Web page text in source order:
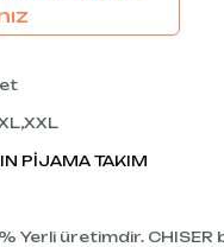
PİJAMA TAKIM
Yerli üretimdir. CHISER